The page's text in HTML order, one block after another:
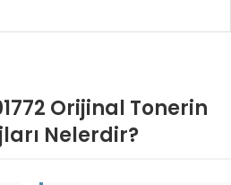
Orijinal Tonerin
Nelerdir?